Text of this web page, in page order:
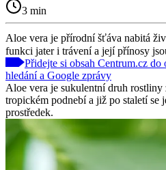
3 min
Aloe vera je přírodní šťáva nabitá
funkci jater i trávení a její přínosy
Přidejte si obsah Centrum.cz
hledání a Google zprávy
Aloe vera je sukulentní druh rostliny
tropickém podnebí a již po staletí
prostředek.